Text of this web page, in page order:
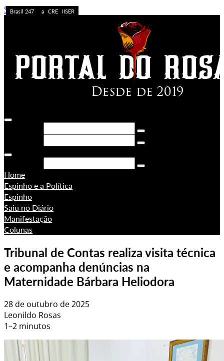
Skip to content
Home
Espinho e a Política
Espinho
Saiu no Diário
Manifestação
Colunas
Tribunal de Contas realiza visita técnica
e acompanha denúncias na
Maternidade Bárbara Heliodora
28 de outubro de 2025
Leonildo Rosas
1–2 minutos
Caos no Acre
Acolhimento
APOSTA ALTA
ACREDITE QUEM QUISER
A FORÇA DO ACRE
Sem categoria
Ação da PF
Sem categoria
Brasil 247
Brasil 247
PORONGA
Brasil 247